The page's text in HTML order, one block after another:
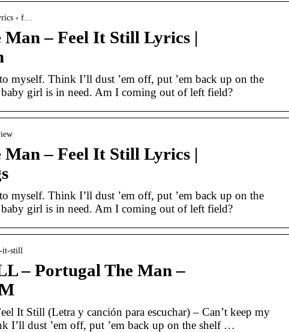
› f…
Man – Feel It Still Lyrics |
myself. Think I’ll dust ’em off, put ’em back up on the
girl is in need. Am I coming out of left field?
Man – Feel It Still Lyrics |
myself. Think I’ll dust ’em off, put ’em back up on the
girl is in need. Am I coming out of left field?
it-still
– Portugal The Man –
It Still (Letra y canción para escuchar) – Can’t keep my
I’ll dust ’em off, put ’em back up on the shelf …